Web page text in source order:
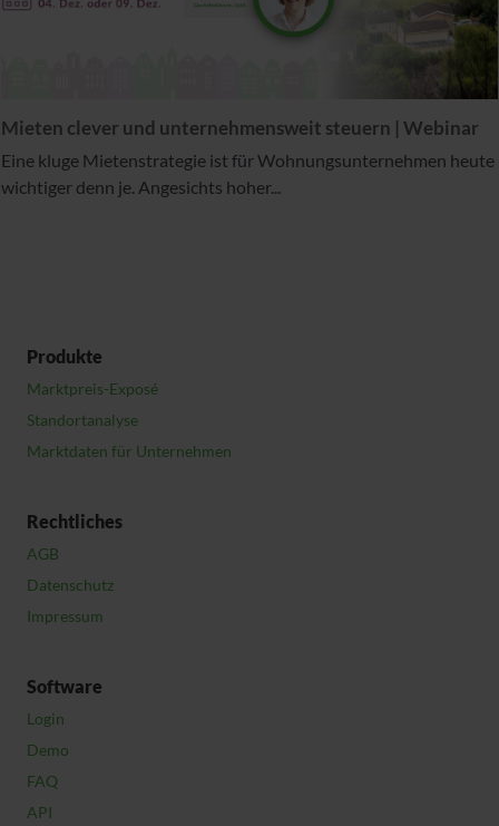
Mieten clever und unternehmensweit steuern | Webinar
Eine kluge Mietenstrategie ist für Wohnungsunternehmen heute
wichtiger denn je. Angesichts hoher...
Produkte
Marktpreis-Exposé
Standortanalyse
Marktdaten für Unternehmen
Rechtliches
AGB
Datenschutz
Impressum
Software
Login
Demo
FAQ
API